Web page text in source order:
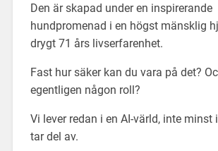
Den är skapad under en inspirerande
hundpromenad i en högst mänsklig
drygt 71 års livserfarenhet.
Fast hur säker kan du vara på det?
egentligen någon roll?
Vi lever redan i en AI-värld, inte minst
tar del av.